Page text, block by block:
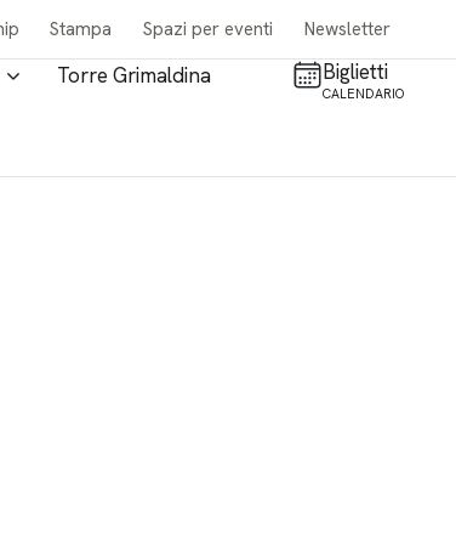
Stampa Spazi per eventi Newsletter
Torre Grimaldina Biglietti
CALENDARIO